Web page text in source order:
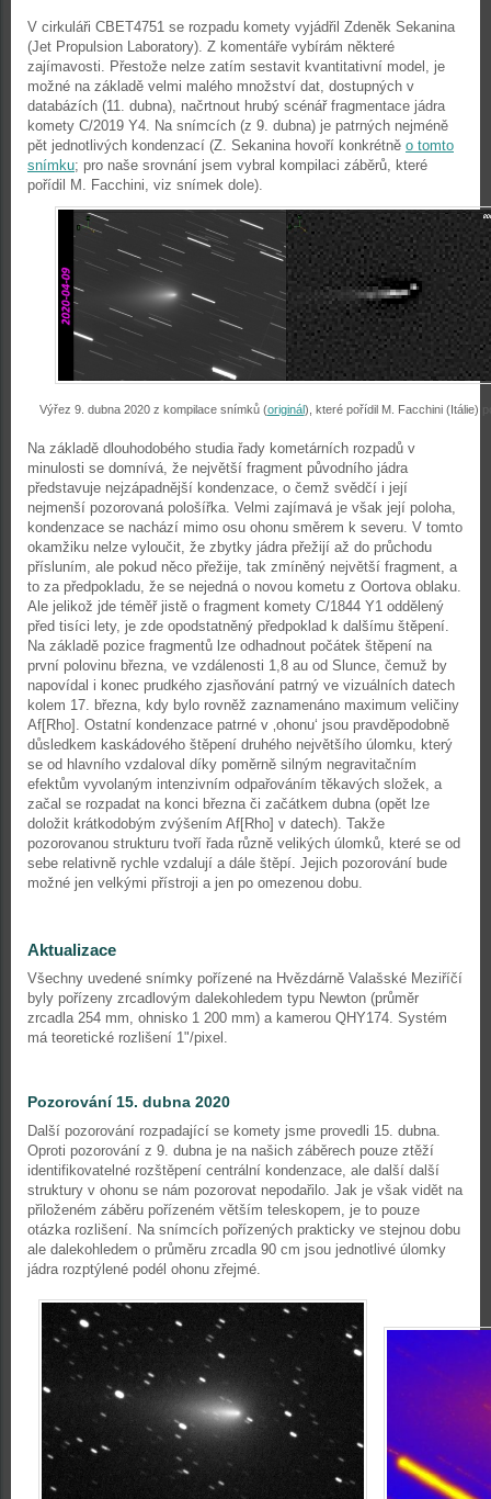
V cirkuláři CBET4751 se rozpadu komety vyjádřil Zdeněk Sekanina
(Jet Propulsion Laboratory). Z komentáře vybírám některé
zajímavosti. Přestože nelze zatím sestavit kvantitativní model, je
možné na základě velmi malého množství dat, dostupných v
databázích (11. dubna), načrtnout hrubý scénář fragmentace jádra
komety C/2019 Y4. Na snímcích (z 9. dubna) je patrných nejméně
pět jednotlivých kondenzací (Z. Sekanina hovoří konkrétně o tomto
snímku; pro naše srovnání jsem vybral kompilaci záběrů, které
pořídil M. Facchini, viz snímek dole).
Výřez 9. dubna 2020 z kompilace snímků (originál), které pořídil M. Facchini (Itálie)
Na základě dlouhodobého studia řady kometárních rozpadů v
minulosti se domnívá, že největší fragment původního jádra
představuje nejzápadnější kondenzace, o čemž svědčí i její
nejmenší pozorovaná pološířka. Velmi zajímavá je však její poloha,
kondenzace se nachází mimo osu ohonu směrem k severu. V tomto
okamžiku nelze vyloučit, že zbytky jádra přežijí až do průchodu
přísluním, ale pokud něco přežije, tak zmíněný největší fragment, a
to za předpokladu, že se nejedná o novou kometu z Oortova oblaku.
Ale jelikož jde téměř jistě o fragment komety C/1844 Y1 oddělený
před tisíci lety, je zde opodstatněný předpoklad k dalšímu štěpení.
Na základě pozice fragmentů lze odhadnout počátek štěpení na
první polovinu března, ve vzdálenosti 1,8 au od Slunce, čemuž by
napovídal i konec prudkého zjasňování patrný ve vizuálních datech
kolem 17. března, kdy bylo rovněž zaznamenáno maximum veličiny
Af[Rho]. Ostatní kondenzace patrné v ‚ohonu‘ jsou pravděpodobně
důsledkem kaskádového štěpení druhého největšího úlomku, který
se od hlavního vzdaloval díky poměrně silným negravitačním
efektům vyvolaným intenzivním odpařováním těkavých složek, a
začal se rozpadat na konci března či začátkem dubna (opět lze
doložit krátkodobým zvýšením Af[Rho] v datech). Takže
pozorovanou strukturu tvoří řada různě velikých úlomků, které se od
sebe relativně rychle vzdalují a dále štěpí. Jejich pozorování bude
možné jen velkými přístroji a jen po omezenou dobu.
Aktualizace
Všechny uvedené snímky pořízené na Hvězdárně Valašské Meziříčí
byly pořízeny zrcadlovým dalekohledem typu Newton (průměr
zrcadla 254 mm, ohnisko 1 200 mm) a kamerou QHY174. Systém
má teoretické rozlišení 1"/pixel.
Pozorování 15. dubna 2020
Další pozorování rozpadající se komety jsme provedli 15. dubna.
Oproti pozorování z 9. dubna je na našich záběrech pouze ztěží
identifikovatelné rozštěpení centrální kondenzace, ale další další
struktury v ohonu se nám pozorovat nepodařilo. Jak je však vidět na
přiloženém záběru pořízeném větším teleskopem, je to pouze
otázka rozlišení. Na snímcích pořízených prakticky ve stejnou dobu
ale dalekohledem o průměru zrcadla 90 cm jsou jednotlivé úlomky
jádra rozptýlené podél ohonu zřejmé.